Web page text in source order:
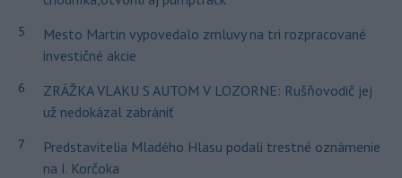
5
Mesto Martin vypovedalo zmluvy na tri rozpracované
investičné akcie
6
ZRÁŽKA VLAKU S AUTOM V LOZORNE: Rušňovodič jej
už nedokázal zabrániť
7
Predstavitelia Mladého Hlasu podali trestné oznámenie
na I. Korčoka